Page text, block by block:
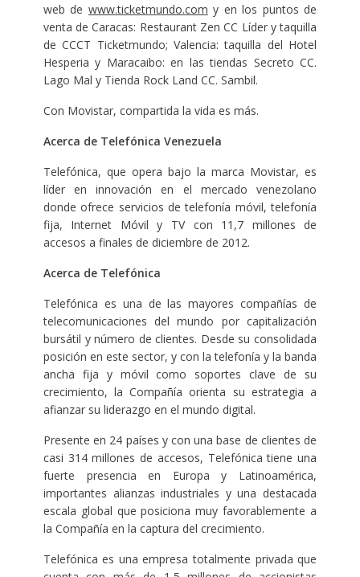
web de www.ticketmundo.com y en los puntos de
venta de Caracas: Restaurant Zen CC Líder y taquilla
de CCCT Ticketmundo; Valencia: taquilla del Hotel
Hesperia y Maracaibo: en las tiendas Secreto CC.
Lago Mal y Tienda Rock Land CC. Sambil.
Con Movistar, compartida la vida es más.
Acerca de Telefónica Venezuela
Telefónica, que opera bajo la marca Movistar, es
líder en innovación en el mercado venezolano
donde ofrece servicios de telefonía móvil, telefonía
fija, Internet Móvil y TV con 11,7 millones de
accesos a finales de diciembre de 2012.
Acerca de Telefónica
Telefónica es una de las mayores compañías de
telecomunicaciones del mundo por capitalización
bursátil y número de clientes. Desde su consolidada
posición en este sector, y con la telefonía y la banda
ancha fija y móvil como soportes clave de su
crecimiento, la Compañía orienta su estrategia a
afianzar su liderazgo en el mundo digital.
Presente en 24 países y con una base de clientes de
casi 314 millones de accesos, Telefónica tiene una
fuerte presencia en Europa y Latinoamérica,
importantes alianzas industriales y una destacada
escala global que posiciona muy favorablemente a
la Compañía en la captura del crecimiento.
Telefónica es una empresa totalmente privada que